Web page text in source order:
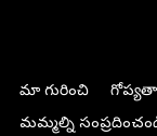
మా గురించి
మమ్మల్ని